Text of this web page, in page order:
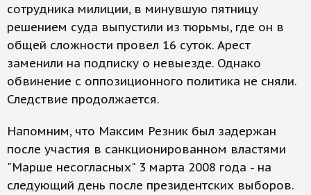
сотрудника милиции, в минувшую пятницу
решением суда выпустили из тюрьмы, где он в
общей сложности провел 16 суток. Арест
заменили на подписку о невыезде. Однако
обвинение с оппозиционного политика не сняли.
Следствие продолжается.
Напомним, что Максим Резник был задержан
после участия в санкционированном властями
"Марше несогласных" 3 марта 2008 года - на
следующий день после президентских выборов.